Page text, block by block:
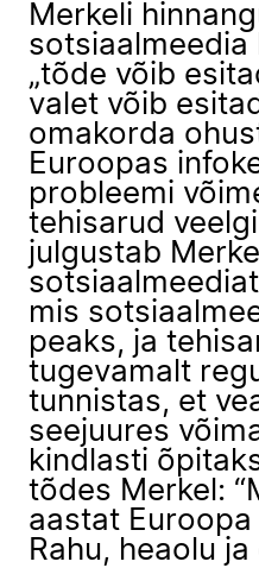
Merkeli
sotsiaalmeedia
„tõde võib
valet võib
omakorda
Euroopas
probleemi
tehisarud
julgustab
mis
peaks, ja
tugevamalt
tunnistas, et
seejuures
kindlasti
tõdes Merkel:
aastat
Rahu, heaolu